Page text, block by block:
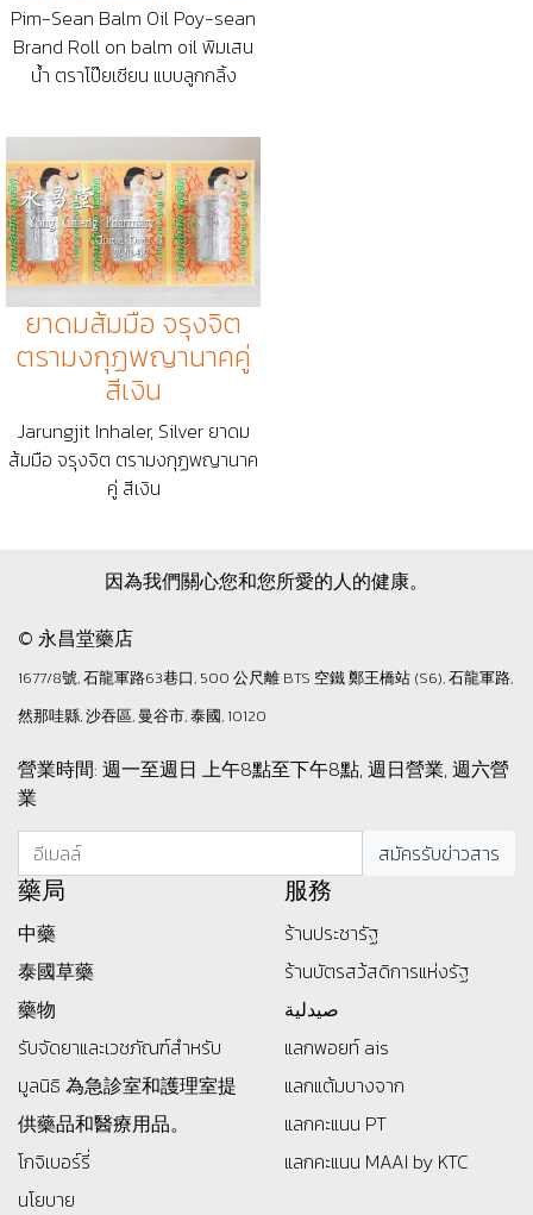
Pim-Sean Balm Oil Poy-sean
Brand Roll on balm oil พิมเสน
น้ำ ตราโป๊ยเซียน แบบลูกกลิ้ง
ยาดมส้มมือ จรุงจิต
ตรามงกุฏพญานาคคู่
สีเงิน
Jarungjit Inhaler, Silver ยาดม
ส้มมือ จรุงจิต ตรามงกุฏพญานาค
คู่ สีเงิน
因為我們關心您和您所愛的人的健康。
© 永昌堂藥店
1677/8號, 石龍軍路63巷口, 500 公尺離 BTS 空鐵 鄭王橋站 (S6), 石龍軍路,
然那哇縣, 沙吞區, 曼谷市, 泰國, 10120
營業時間: 週一至週日 上午8點至下午8點, 週日營業, 週六營
業
藥局
中藥
泰國草藥
藥物
รับจัดยาและเวชภัณฑ์สำหรับ
มูลนิธิ 為急診室和護理室提
供藥品和醫療用品。
โกจิเบอร์รี่
นโยบาย
服務
ร้านประชารัฐ
ร้านบัตรสว้สดิการแห่งรัฐ
صيدلية
แลกพอยท์ ais
แลกแต้มบางจาก
แลกคะแนน PT
แลกคะแนน MAAI by KTC